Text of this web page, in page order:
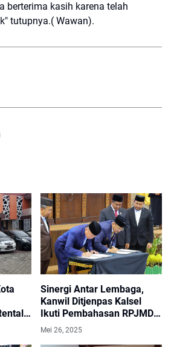
berterima kasih karena telah
tutupnya.( Wawan).
Sinergi Antar Lembaga,
Kanwil Ditjenpas Kalsel
Ikuti Pembahasan RPJMD
2025–2029 di DPRD
Mei 26, 2025